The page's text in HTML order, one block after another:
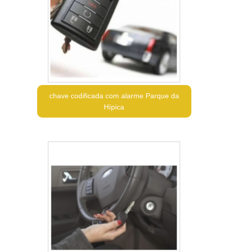
chave codificada com alarme Parque da
Hípica